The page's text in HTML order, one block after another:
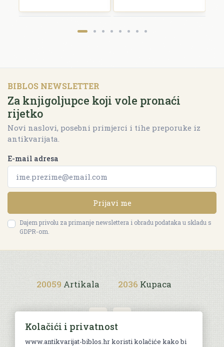
BIBLOS NEWSLETTER
Za knjigoljupce koji vole pronaći
rijetko
Novi naslovi, posebni primjerci i tihe preporuke iz
antikvarijata.
E-mail adresa
Prijavi me
Dajem privolu za primanje newslettera i obradu podataka u skladu s
GDPR-om.
20059 Artikala 2036 Kupaca
Kolačići i privatnost
www.antikvarijat-biblos.hr koristi kolačiće kako bi